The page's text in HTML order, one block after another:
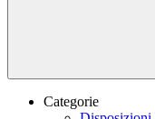
Categorie